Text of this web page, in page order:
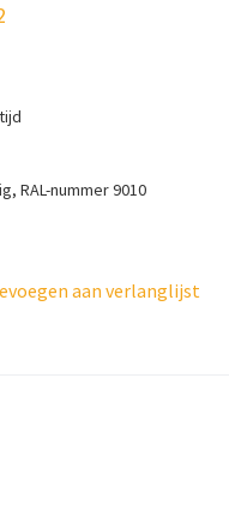
RAL-nummer 9010
aan verlanglijst